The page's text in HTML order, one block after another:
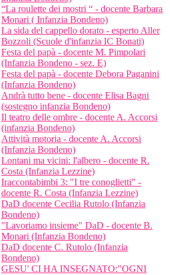
“La roulette dei mostri “ - docente Barbara
Monari ( Infanzia Bondeno)
La sida del cappello dorato - esperto Aller
Bozzoli (Scuole d'infanzia IC Bonati)
Festa del papà - docente M. Pimpolari
(Infanzia Bondeno - sez. E)
Festa del papà - docente Debora Paganini
(Infanzia Bondeno)
Andrà tutto bene - docente Elisa Bagni
(sostegno infanzia Bondeno)
Il teatro delle ombre - docente A. Accorsi
(infanzia Bondeno)
Attività motoria - docente A. Accorsi
(Infanzia Bondeno)
Lontani ma vicini: l'albero - docente R.
Costa (Infanzia Lezzine)
Iraccontabimbi 3: "I tre conoglietti" -
docente R. Costa (Infanzia Lezzine)
DaD docente Cecilia Rutolo (Infanzia
Bondeno)
"Lavoriamo insieme" DaD - docente B.
Monari (Infanzia Bondeno)
DaD docente C. Rutolo (Infanzia
Bondeno)
GESU' CI HA INSEGNATO:"OGNI